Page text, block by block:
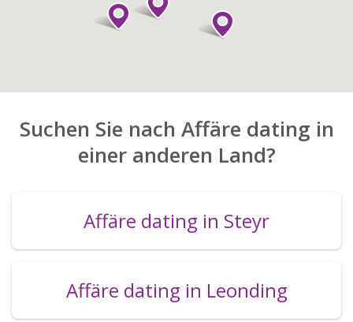
Suchen Sie nach Affäre dating in
einer anderen Land?
Affäre dating in Steyr
Affäre dating in Leonding